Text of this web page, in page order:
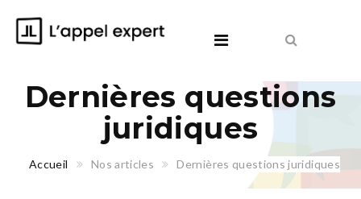
Dernières questions
juridiques
Accueil Nos articles Dernières questions juridiques